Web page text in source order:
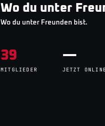
Wo du unter
Wo du unter Freunden bist.
39
MITGLIEDER
—
JETZT